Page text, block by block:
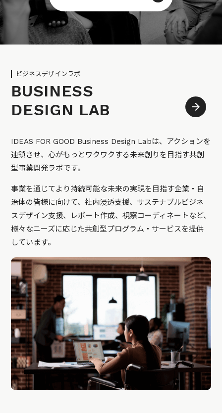
ビジネスデザインラボ
BUSINESS
DESIGN LAB
IDEAS FOR GOOD Business Design Labは、アクションを
連鎖させ、心がもっとワクワクする未来創りを目指す共創
型事業開発ラボです。
事業を通じてより持続可能な未来の実現を目指す企業・自
治体の皆様に向けて、社内浸透支援、サステナブルビジネ
スデザイン支援、レポート作成、視察コーディネートなど、
様々なニーズに応じた共創型プログラム・サービスを提供
しています。